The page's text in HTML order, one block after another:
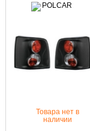
Товара нет в
наличии